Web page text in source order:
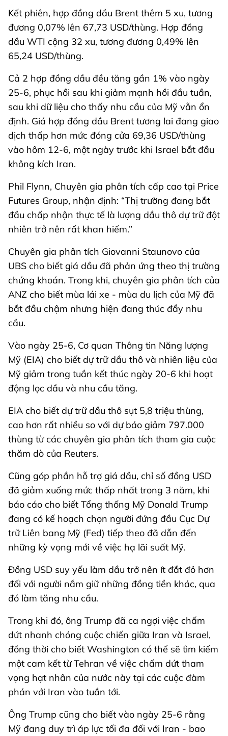
Kết phiên, hợp đồng dầu Brent thêm 5 xu, tương
đương 0,07% lên 67,73 USD/thùng. Hợp đồng
dầu WTI cộng 32 xu, tương đương 0,49% lên
65,24 USD/thùng.
Cả 2 hợp đồng dầu đều tăng gần 1% vào ngày
25-6, phục hồi sau khi giảm mạnh hồi đầu tuần,
sau khi dữ liệu cho thấy nhu cầu của Mỹ vẫn ổn
định. Giá hợp đồng dầu Brent tương lai đang giao
dịch thấp hơn mức đóng cửa 69,36 USD/thùng
vào hôm 12-6, một ngày trước khi Israel bắt đầu
không kích Iran.
Phil Flynn, Chuyên gia phân tích cấp cao tại Price
Futures Group, nhận định: “Thị trường đang bắt
đầu chấp nhận thực tế là lượng dầu thô dự trữ đột
nhiên trở nên rất khan hiếm.”
Chuyên gia phân tích Giovanni Staunovo của
UBS cho biết giá dầu đã phản ứng theo thị trường
chứng khoán. Trong khi, chuyên gia phân tích của
ANZ cho biết mùa lái xe - mùa du lịch của Mỹ đã
bắt đầu chậm nhưng hiện đang thúc đẩy nhu
cầu.
Vào ngày 25-6, Cơ quan Thông tin Năng lượng
Mỹ (EIA) cho biết dự trữ dầu thô và nhiên liệu của
Mỹ giảm trong tuần kết thúc ngày 20-6 khi hoạt
động lọc dầu và nhu cầu tăng.
EIA cho biết dự trữ dầu thô sụt 5,8 triệu thùng,
cao hơn rất nhiều so với dự báo giảm 797.000
thùng từ các chuyên gia phân tích tham gia cuộc
thăm dò của Reuters.
Cũng góp phần hỗ trợ giá dầu, chỉ số đồng USD
đã giảm xuống mức thấp nhất trong 3 năm, khi
báo cáo cho biết Tổng thống Mỹ Donald Trump
đang có kế hoạch chọn người đứng đầu Cục Dự
trữ Liên bang Mỹ (Fed) tiếp theo đã dẫn đến
những kỳ vọng mới về việc hạ lãi suất Mỹ.
Đồng USD suy yếu làm dầu trở nên ít đắt đỏ hơn
đối với người nắm giữ những đồng tiền khác, qua
đó làm tăng nhu cầu.
Trong khi đó, ông Trump đã ca ngợi việc chấm
dứt nhanh chóng cuộc chiến giữa Iran và Israel,
đồng thời cho biết Washington có thể sẽ tìm kiếm
một cam kết từ Tehran về việc chấm dứt tham
vọng hạt nhân của nước này tại các cuộc đàm
phán với Iran vào tuần tới.
Ông Trump cũng cho biết vào ngày 25-6 rằng
Mỹ đang duy trì áp lực tối đa đối với Iran - bao